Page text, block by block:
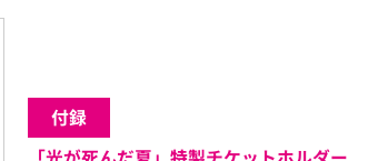
付録